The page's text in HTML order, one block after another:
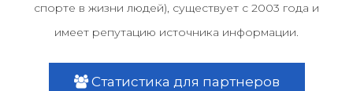
спорте в жизни людей), существует с 2003 года и
имеет репутацию источника информации.
Статистика для партнеров